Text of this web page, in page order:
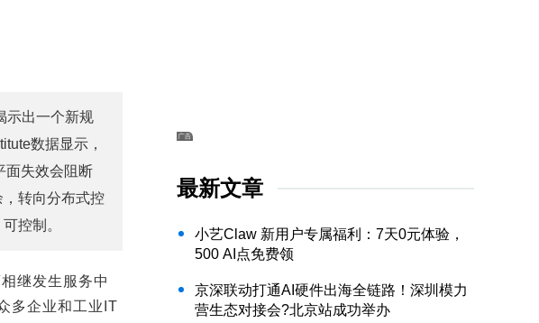
示出一个新规
数据显示，
面失效会阻断
转向分布式控
控制。
继发生服务中
多企业和工业IT
最新文章
小艺Claw 新用户专属福利：7天0元体验，
500 AI点免费领
京深联动打通AI硬件出海全链路！深圳模力
营生态对接会?北京站成功举办